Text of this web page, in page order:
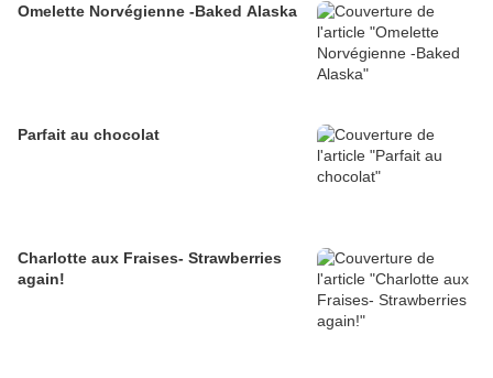
Omelette Norvégienne -Baked Alaska
Parfait au chocolat
Charlotte aux Fraises- Strawberries
again!